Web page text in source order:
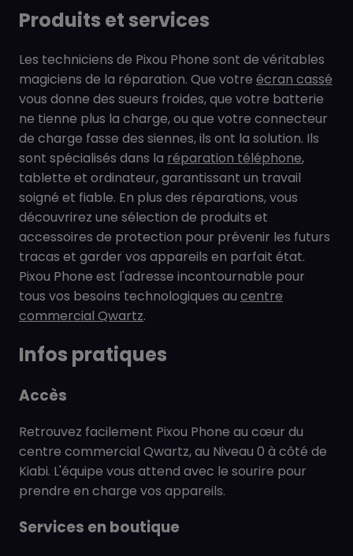
Produits et services
Les techniciens de Pixou Phone sont de véritables
magiciens de la réparation. Que votre écran cassé
vous donne des sueurs froides, que votre batterie
ne tienne plus la charge, ou que votre connecteur
de charge fasse des siennes, ils ont la solution. Ils
sont spécialisés dans la réparation téléphone,
tablette et ordinateur, garantissant un travail
soigné et fiable. En plus des réparations, vous
découvrirez une sélection de produits et
accessoires de protection pour prévenir les futurs
tracas et garder vos appareils en parfait état.
Pixou Phone est l'adresse incontournable pour
tous vos besoins technologiques au centre
commercial Qwartz.
Infos pratiques
Accès
Retrouvez facilement Pixou Phone au cœur du
centre commercial Qwartz, au Niveau 0 à côté de
Kiabi. L'équipe vous attend avec le sourire pour
prendre en charge vos appareils.
Services en boutique